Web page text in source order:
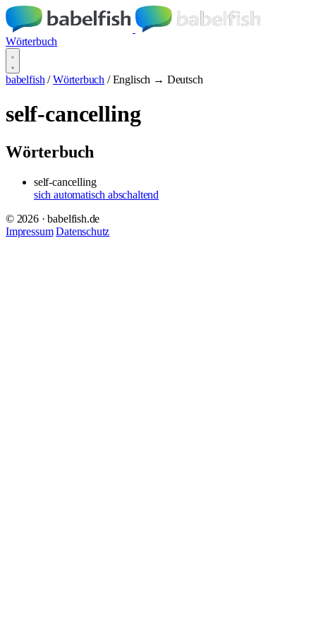
Wörterbuch
babelfish / Wörterbuch / Englisch → Deutsch
self-cancelling
Wörterbuch
self-cancelling
sich automatisch abschaltend
© 2026 · babelfish.de
Impressum Datenschutz